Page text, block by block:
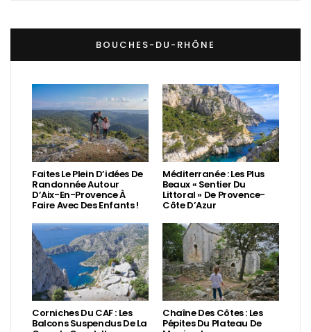
BOUCHES-DU-RHÔNE
Faites Le Plein D’idées De
Randonnée Autour
D’Aix-En-Provence À
Faire Avec Des Enfants !
Méditerranée : Les Plus
Beaux « Sentier Du
Littoral » De Provence-
Côte D’Azur
Corniches Du CAF : Les
Balcons Suspendus De La
Chaîne Des Côtes : Les
Pépites Du Plateau De